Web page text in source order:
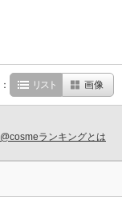
リスト 画像
@cosmeランキングとは